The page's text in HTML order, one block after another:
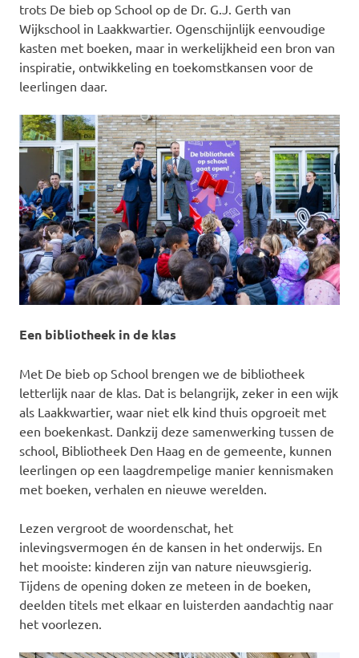
trots De bieb op School op de Dr. G.J. Gerth van
Wijkschool in Laakkwartier. Ogenschijnlijk eenvoudige
kasten met boeken, maar in werkelijkheid een bron van
inspiratie, ontwikkeling en toekomstkansen voor de
leerlingen daar.
Een bibliotheek in de klas
Met De bieb op School brengen we de bibliotheek
letterlijk naar de klas. Dat is belangrijk, zeker in een wijk
als Laakkwartier, waar niet elk kind thuis opgroeit met
een boekenkast. Dankzij deze samenwerking tussen de
school, Bibliotheek Den Haag en de gemeente, kunnen
leerlingen op een laagdrempelige manier kennismaken
met boeken, verhalen en nieuwe werelden.
Lezen vergroot de woordenschat, het
inlevingsvermogen én de kansen in het onderwijs. En
het mooiste: kinderen zijn van nature nieuwsgierig.
Tijdens de opening doken ze meteen in de boeken,
deelden titels met elkaar en luisterden aandachtig naar
het voorlezen.